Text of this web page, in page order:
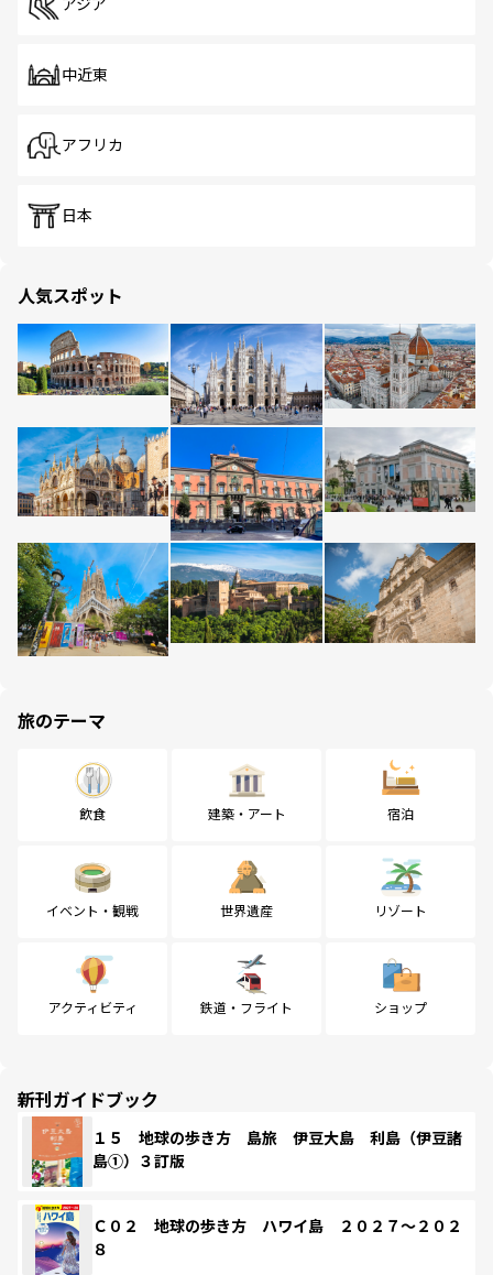
アジア
中近東
アフリカ
日本
人気スポット
旅のテーマ
飲食 建築・アート 宿泊
イベント・観戦 世界遺産 リゾート
アクティビティ 鉄道・フライト ショップ
新刊ガイドブック
１５ 地球の歩き方 島旅 伊豆大島 利島（伊豆諸
島①）３訂版
Ｃ０２ 地球の歩き方 ハワイ島 ２０２７～２０２
８